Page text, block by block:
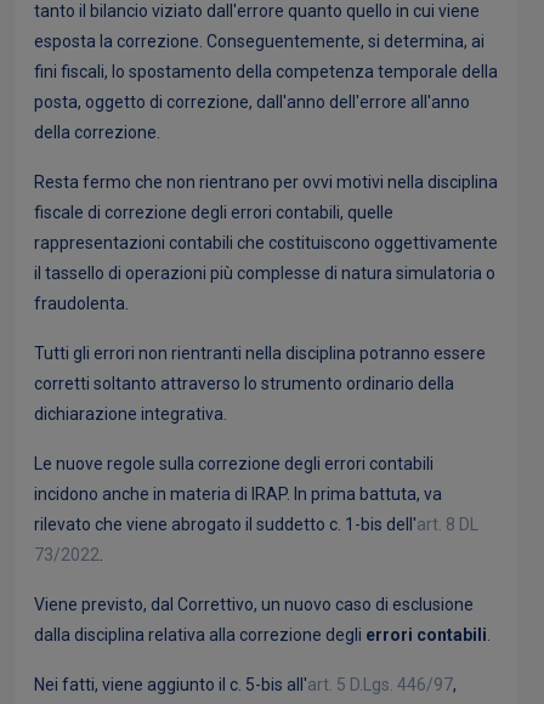
tanto il bilancio viziato dall'errore quanto quello in cui viene
esposta la correzione. Conseguentemente, si determina, ai
fini fiscali, lo spostamento della competenza temporale della
posta, oggetto di correzione, dall'anno dell'errore all'anno
della correzione.
Resta fermo che non rientrano per ovvi motivi nella disciplina
fiscale di correzione degli errori contabili, quelle
rappresentazioni contabili che costituiscono oggettivamente
il tassello di operazioni più complesse di natura simulatoria o
fraudolenta.
Tutti gli errori non rientranti nella disciplina potranno essere
corretti soltanto attraverso lo strumento ordinario della
dichiarazione integrativa.
Le nuove regole sulla correzione degli errori contabili
incidono anche in materia di IRAP. In prima battuta, va
rilevato che viene abrogato il suddetto c. 1-bis dell'art. 8 DL
73/2022
Viene previsto, dal Correttivo, un nuovo caso di esclusione
dalla disciplina relativa alla correzione degli errori contabili
Nei fatti, viene aggiunto il c. 5-bis all'art. 5 D.Lgs. 446/97,